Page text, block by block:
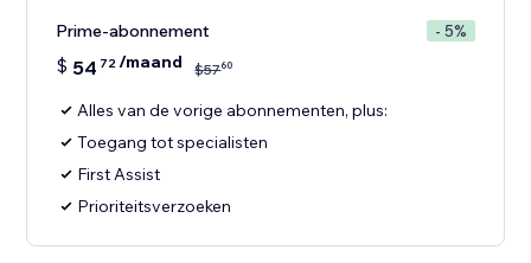
Prime-abonnement - 5%
$ 54 72/maand $5760
Alles van de vorige abonnementen, plus:
Toegang tot specialisten
First Assist
Prioriteitsverzoeken